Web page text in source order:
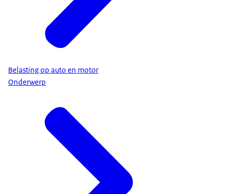
Belasting op auto en motor
Onderwerp